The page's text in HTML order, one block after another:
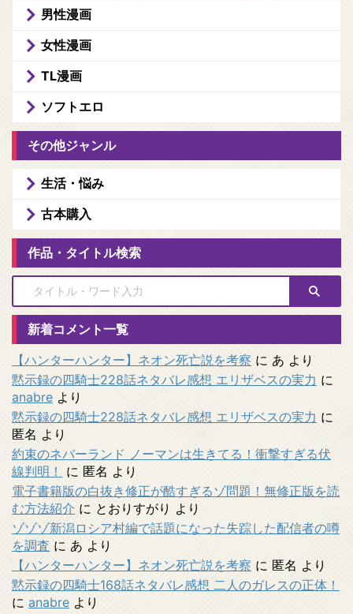
男性漫画
女性漫画
TL漫画
ソフトエロ
その他ジャンル
生活・悩み
古本購入
作品・タイトル検索
新着コメント一覧
【ハンターハンター】ネオン死亡説を考察 に あ より
黙示録の四騎士228話ネタバレ感想 エリザベスの実力 に
anabre より
黙示録の四騎士228話ネタバレ感想 エリザベスの実力 に
匿名 より
約束のネバーランド ノーマンは生きてる！衝撃すぎる伏
線判明！
に 匿名 より
電子書籍版の白抜き修正が酷すぎるゾ問題！無修正版を読
む方法紹介 に とおりすがり より
ゾゾゾ新潟ロシア村編で話題になった失踪した配信者の噂
を調査 に あ より
【ハンターハンター】ネオン死亡説を考察 に 匿名 より
黙示録の四騎士168話ネタバレ感想 二人のガレスの正体！
に anabre より